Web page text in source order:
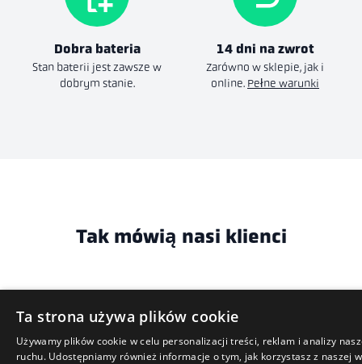
Dobra bateria
Stan baterii jest zawsze w
dobrym stanie.
14 dni na zwrot
Zarówno w sklepie, jak i
online. Pełne warunki
Tak mówią nasi klienci
Ta strona używa plików cookie
Używamy plików cookie w celu personalizacji treści, reklam i analizy
ruchu. Udostępniamy również informacje o tym, jak korzystasz z naszej